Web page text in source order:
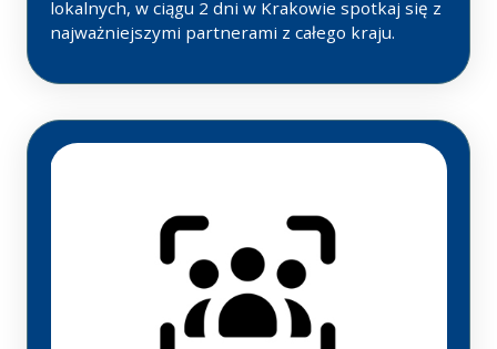
lokalnych, w ciągu 2 dni w Krakowie spotkaj się z
najważniejszymi partnerami z całego kraju.